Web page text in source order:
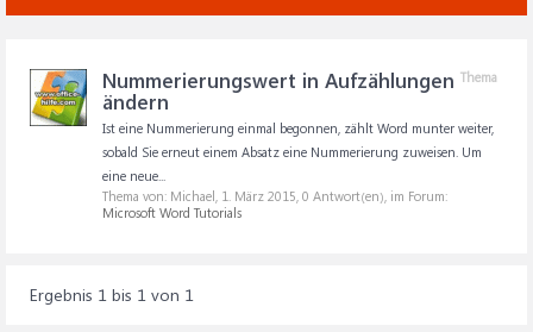
Thema
Nummerierungswert in Aufzählungen
ändern
Ist eine Nummerierung einmal begonnen, zählt Word munter weiter,
sobald Sie erneut einem Absatz eine Nummerierung zuweisen. Um
eine neue...
Thema von: Michael, 1. März 2015, 0 Antwort(en), im Forum:
Microsoft Word Tutorials
Ergebnis 1 bis 1 von 1